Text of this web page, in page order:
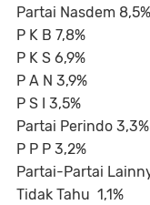
Partai Nasdem 8,5%
P K B 7,8%
P K S 6,9%
P A N 3,9%
P S I 3,5%
Partai Perindo 3,3%
P P P 3,2%
Partai-Partai
Tidak Tahu 1,1%